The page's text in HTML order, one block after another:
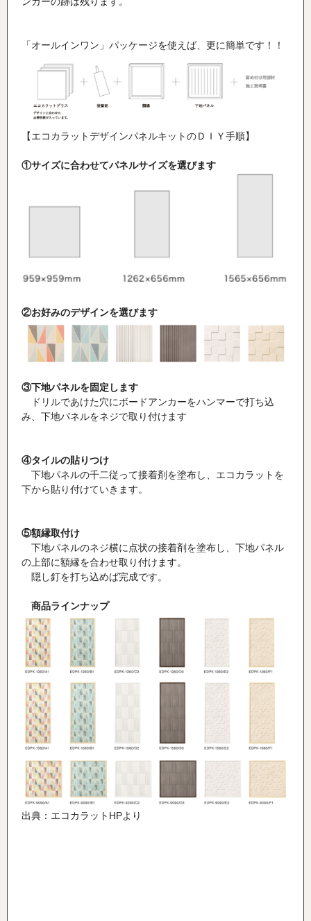
「オールインワン」パッケージを使えば、更に簡単です！！
【エコカラットデザインパネルキットのＤＩＹ手順】
①サイズに合わせてパネルサイズを選びます
②お好みのデザインを選びます
③下地パネルを固定します
ドリルであけた穴にボードアンカーをハンマーで打ち込
み、下地パネルをネジで取り付けます
④タイルの貼りつけ
下地パネルの千二従って接着剤を塗布し、エコカラットを
下から貼り付けていきます。
⑤額縁取付け
下地パネルのネジ横に点状の接着剤を塗布し、下地パネル
の上部に額縁を合わせ取り付けます。
隠し釘を打ち込めば完成です。
商品ラインナップ
出典：エコカラットHPより